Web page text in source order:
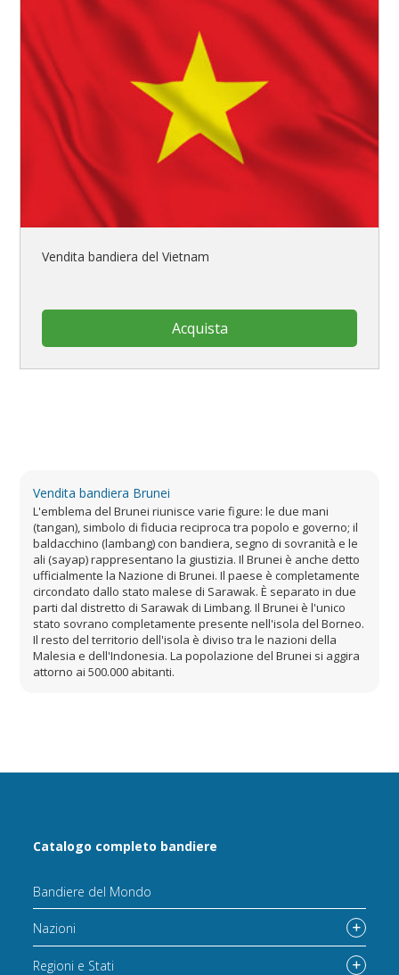
Vendita bandiera del Vietnam
Acquista
Vendita bandiera Brunei
L'emblema del Brunei riunisce varie figure: le due mani
(tangan), simbolo di fiducia reciproca tra popolo e governo; il
baldacchino (lambang) con bandiera, segno di sovranità e le
ali (sayap) rappresentano la giustizia. Il Brunei è anche detto
ufficialmente la Nazione di Brunei. Il paese è completamente
circondato dallo stato malese di Sarawak. È separato in due
parti dal distretto di Sarawak di Limbang. Il Brunei è l'unico
stato sovrano completamente presente nell'isola del Borneo.
Il resto del territorio dell'isola è diviso tra le nazioni della
Malesia e dell'Indonesia. La popolazione del Brunei si aggira
attorno ai 500.000 abitanti.
Catalogo completo bandiere
Bandiere del Mondo
Nazioni
Regioni e Stati